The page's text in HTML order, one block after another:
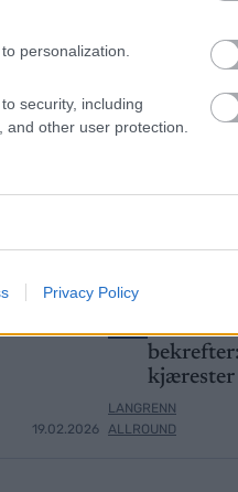
personalization.
security, including
other user protection.
Privacy Policy
19.02.2026
armene
kjærester
LANGRENN
ALLROUND